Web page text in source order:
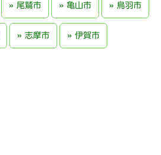
尾鷲市 亀山市 鳥羽市
志摩市 伊賀市